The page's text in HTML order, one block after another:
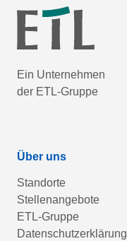
Ein Unternehmen
der ETL-Gruppe
Über uns
Standorte
Stellenangebote
ETL-Gruppe
Datenschutzerklärung